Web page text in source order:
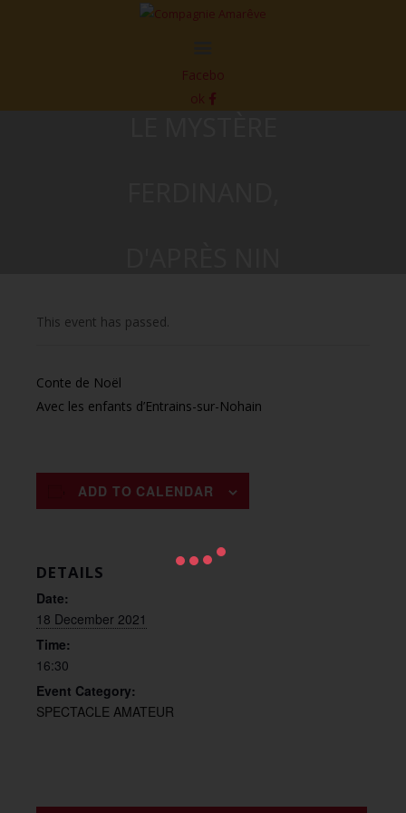
Facebo
ok
This event has passed.
Conte de Noël
Avec les enfants d’Entrains-sur-Nohain
ADD TO CALENDAR
DETAILS
Date:
18 December 2021
Time:
16:30
Event Category:
SPECTACLE AMATEUR